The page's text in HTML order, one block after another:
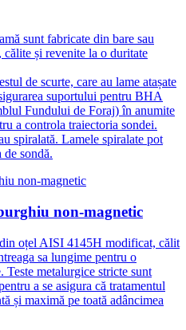
sunt fabricate din bare sau
și revenite la o duritate
de scurte, care au lame atașate
suportului pentru BHA
Fundului de Foraj) în anumite
a controla traiectoria sondei.
spiralată. Lamele spiralate pot
de sondă.
non-magnetic
oțel AISI 4145H modificat, călit
sa lungime pentru o
metalurgice stricte sunt
a se asigura că tratamentul
și maximă pe toată adâncimea